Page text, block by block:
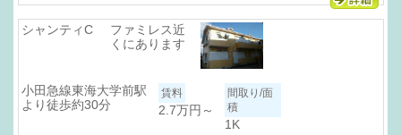
シャンティC
ファミレス近
くにあります
小田急線東海大学前駅
より徒歩約30分
2.7万円 ～
1K